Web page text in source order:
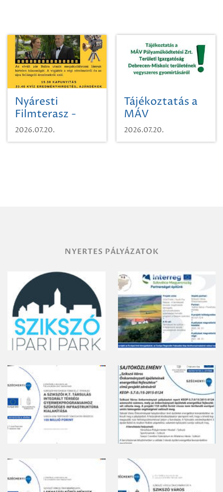
Nyáresti
Filmterasz -
Beugró a
Paradicsomba
2026.07.20.
Tájékoztatás a
MÁV
Pályaműködtetési
Zrt. Területi
2026.07.20.
NYERTES PÁLYÁZATOK